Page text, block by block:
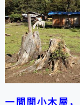
一間 間 小木屋，